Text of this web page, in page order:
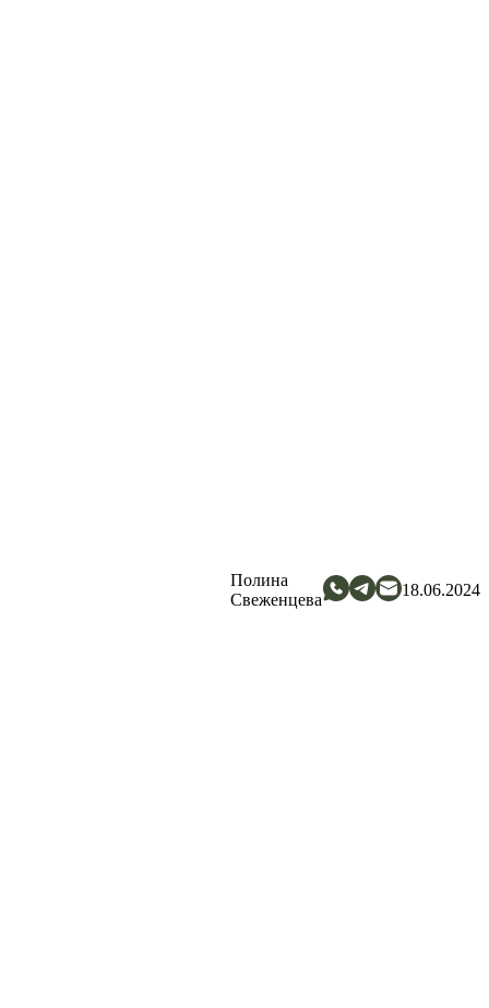
Полина
Свеженцева
18.06.2024